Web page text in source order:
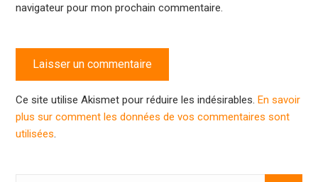
navigateur pour mon prochain commentaire.
Ce site utilise Akismet pour réduire les indésirables. En savoir
plus sur comment les données de vos commentaires sont
utilisées